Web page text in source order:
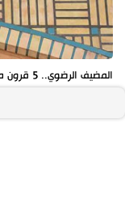
المضيف الرضوي.. 5 قرون من الجود والعطاء